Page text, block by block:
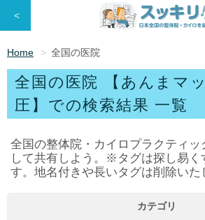
Home 全国の医院
全国の医院 【あんまマ
圧】での検索結果 一覧
全国の整体院・カイロプラクティ
して共有しよう。※タグは探し易く
す。地名付きや長いタグは削除いた
カテゴリ
<